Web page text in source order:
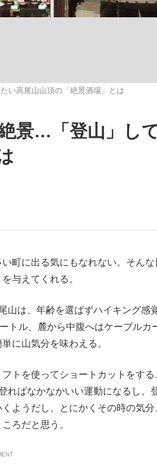
聞... 「クマが悪者扱
保一監督...
もっと見る
もっと見る
い高尾山山頂の「絶景酒場」とは
景…「登山」し
町に出る気にもなれない。そんな
与えてくれる。
は、年齢を選ばずハイキング感
トル、麓から中腹へはケーブルカ
に山気分を味わえる。
トを使ってショートカットをする
ればなかなかいい運動になるし、
ようだし、とにかくその時の気
ろだと思う。